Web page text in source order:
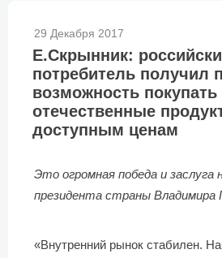
29 Декабря 2017
Е.Скрынник:
потребитель получил
возможность покупать
отечественные
доступным ценам
Это огромная победа и заслуга
президента страны Владимира
«Внутренний рынок стабилен.